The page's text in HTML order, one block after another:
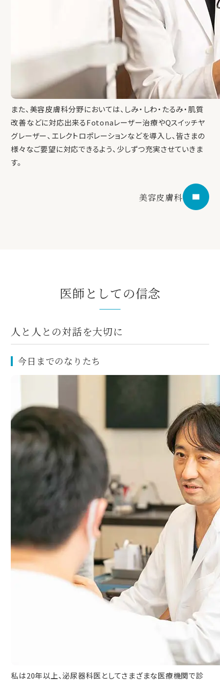
また、美容皮膚科分野においては、しみ・しわ・たるみ・肌質
改善などに対応出来るFotonaレーザー治療やQスイッチヤ
グレーザー、エレクトロポレーションなどを導入し、皆さまの
様々なご要望に対応できるよう、少しずつ充実させていきま
す。
美容皮膚科
医師としての信念
人と人との対話を大切に
今日までのなりたち
私は20年以上、泌尿器科医としてさまざまな医療機関で診